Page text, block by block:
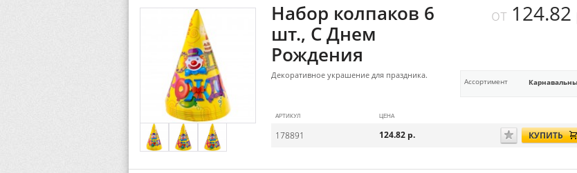
Набор колпаков 6
шт., С Днем
Рождения
от 124.82
Декоративное украшение для праздника.
Ассортимент
АРТИКУЛ ЦЕНА
178891 124.82 р. КУПИТЬ